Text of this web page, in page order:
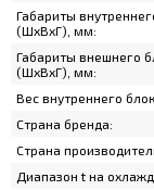
Габариты
(ШхВхГ), мм:
Габариты внешнего
(ШхВхГ), мм:
Вес внутреннего
Страна бренда:
Страна
Диапазон t на